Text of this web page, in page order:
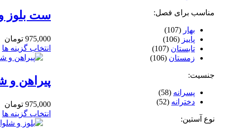
مناسب برای فصل:
بهار (107)
پاییز (106)
تابستان (107)
زمستان (106)
جنسیت:
پسرانه (58)
دخترانه (52)
نوع آستین:
ست بلوز و
975,000 تومان
انتخاب گزینه ها
پیراهن و
975,000 تومان
انتخاب گزینه ها